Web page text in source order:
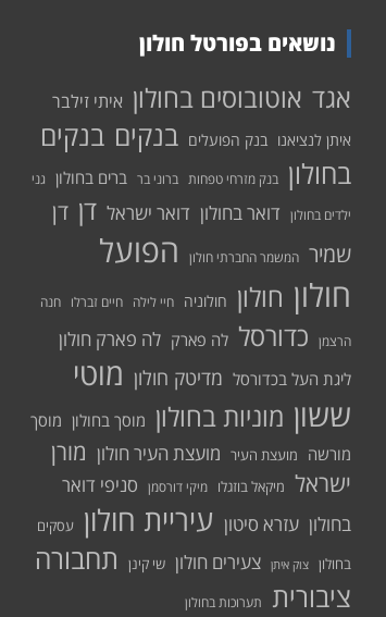
נושאים בפורטל חולון
אגד אוטובוסים בחולון איתי זילבר
איתן לנציאנו בנק הפועלים בנקים בנקים
בחולון בנק מזרחי טפחות ברוני בר ברים בחולון גני
ילדים בחולון דואר בחולון דואר ישראל דן דן
שמיר המשמר החברתי חולון
הפועל
חולון חולון חולוניה חיי לילה חיים זברלו חנה
הרצמן כדורסל לה פארק לה פארק חולון
ליגת העל בכדורסל מדיטק חולון מוטי
ששון מוניות בחולון מוסך בחולון מוסך
מורשה
מועצת העיר מועצת העיר חולון מורן
ישראל מיקאל בוזגלו מיקי דורסמן סניפי דואר
בחולון עזרא סיטון עיריית חולון עסקים
בחולון
צוק איתן צעירים חולון שי קינן
תחבורה
ציבורית
תערוכות בחולון